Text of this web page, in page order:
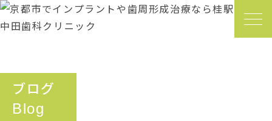
ブログ
Blog